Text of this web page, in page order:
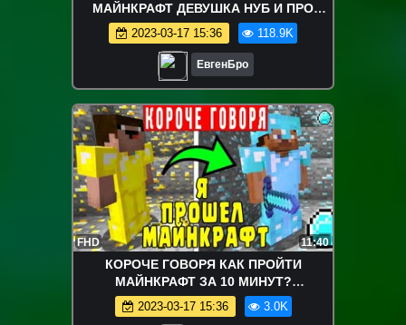
МАЙНКРАФТ ДЕВУШКА НУБ И ПРО
ВИДЕО ТРОЛЛИНГ MINECRAFT Talking
Juan
2023-03-17 15:36 118.9K
ЕвгенБро
FHD 11:40
КОРОЧЕ ГОВОРЯ КАК ПРОЙТИ
МАЙНКРАФТ ЗА 10 МИНУТ?
МАЙНКРАФТ ВИДЕО ТРОЛЛИНГ
ЛОВУШКА MINECRAFT СЕРИАЛ
2023-03-17 15:36 3.0K